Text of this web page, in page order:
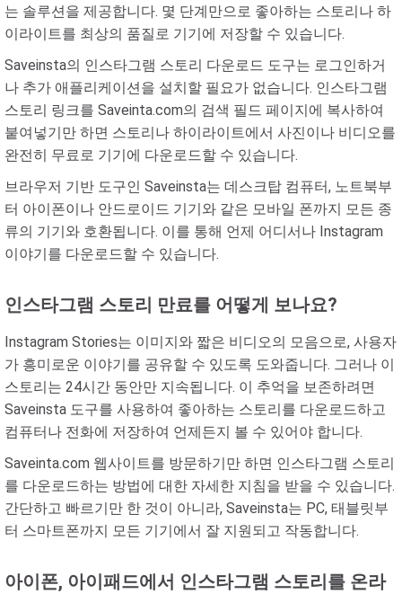
는 솔루션을 제공합니다. 몇 단계만으로 좋아하는 스토리나 하
이라이트를 최상의 품질로 기기에 저장할 수 있습니다.
Saveinsta의 인스타그램 스토리 다운로드 도구는 로그인하거
나 추가 애플리케이션을 설치할 필요가 없습니다. 인스타그램
스토리 링크를 Saveinta.com의 검색 필드 페이지에 복사하여
붙여넣기만 하면 스토리나 하이라이트에서 사진이나 비디오를
완전히 무료로 기기에 다운로드할 수 있습니다.
브라우저 기반 도구인 Saveinsta는 데스크탑 컴퓨터, 노트북부
터 아이폰이나 안드로이드 기기와 같은 모바일 폰까지 모든 종
류의 기기와 호환됩니다. 이를 통해 언제 어디서나 Instagram
이야기를 다운로드할 수 있습니다.
인스타그램 스토리 만료를 어떻게 보나요?
Instagram Stories는 이미지와 짧은 비디오의 모음으로, 사용자
가 흥미로운 이야기를 공유할 수 있도록 도와줍니다. 그러나 이
스토리는 24시간 동안만 지속됩니다. 이 추억을 보존하려면
Saveinsta 도구를 사용하여 좋아하는 스토리를 다운로드하고
컴퓨터나 전화에 저장하여 언제든지 볼 수 있어야 합니다.
Saveinta.com 웹사이트를 방문하기만 하면 인스타그램 스토리
를 다운로드하는 방법에 대한 자세한 지침을 받을 수 있습니다.
간단하고 빠르기만 한 것이 아니라, Saveinsta는 PC, 태블릿부
터 스마트폰까지 모든 기기에서 잘 지원되고 작동합니다.
아이폰, 아이패드에서 인스타그램 스토리를 온라